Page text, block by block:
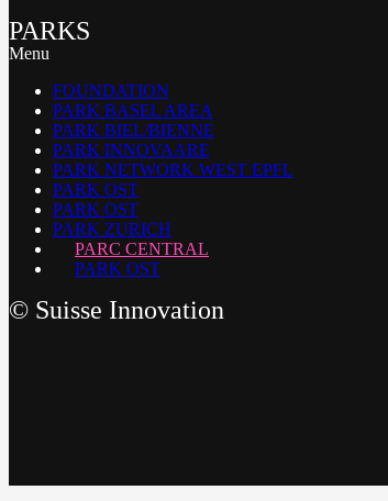
PARKS
Menu
FOUNDATION
PARK BASEL AREA
PARK BIEL/BIENNE
PARK INNOVAARE
PARK NETWORK WEST EPFL
PARK OST
PARK OST
PARK ZURICH
PARC CENTRAL
PARK OST
© Suisse Innovation